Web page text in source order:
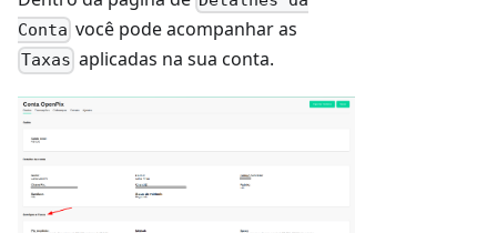
Conta você pode acompanhar as
Taxas aplicadas na sua conta.